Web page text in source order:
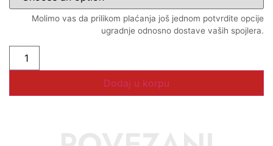
Molimo vas da prilikom plaćanja još jednom potvrdite opcije
ugradnje odnosno dostave vaših spojlera.
Dodaj u korpu